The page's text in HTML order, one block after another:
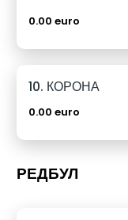
0.00 euro
10. КОРОНА
0.00 euro
РЕДБУЛ